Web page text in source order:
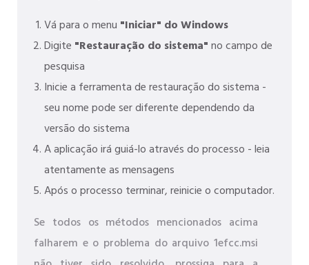
Vá para o menu "Iniciar" do Windows
Digite "Restauração do sistema"no campo de
pesquisa
Inicie a ferramenta de restauração do sistema -
seu nome pode ser diferente dependendo da
versão do sistema
A aplicação irá guiá-lo através do processo - leia
atentamente as mensagens
Após o processo terminar, reinicie o computador.
Se todos os métodos mencionados acima
falharem e o problema do arquivo 1efcc.msi